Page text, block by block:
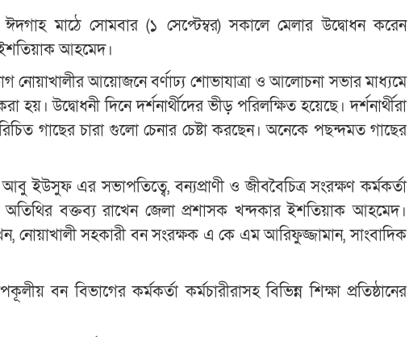
ঈদগাহ মাঠে সোমবার (১ সেপ্টেম্বর) সকালে মেলার উদ্বোধন করেন
আহমেদ।
নোয়াখালীর আয়োজনে বর্ণাঢ্য শোভাযাত্রা ও আলোচনা সভার মাধ্যমে
হয়। উদ্বোধনী দিনে দর্শনার্থীদের ভীড় পরিলক্ষিত হয়েছে। দর্শনার্থীরা
গাছের চারা গুলো চেনার চেষ্টা করছেন। অনেকে পছন্দমত গাছের
ইউসুফ এর সভাপতিত্বে, বন্যপ্রাণী ও জীববৈচিত্র সংরক্ষণ কর্মকর্তা
অতিথির বক্তব্য রাখেন জেলা প্রশাসক খন্দকার ইশতিয়াক আহমেদ।
নোয়াখালী সহকারী বন সংরক্ষক এ কে এম আরিফুজ্জামান, সাংবাদিক
বন বিভাগের কর্মকর্তা কর্মচারীরাসহ বিভিন্ন শিক্ষা প্রতিষ্ঠানের